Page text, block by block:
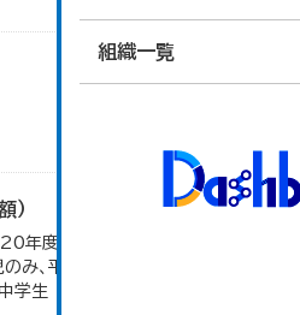
組織一覧
）
年度から変更 乳幼児・小中高
み、平成20年度から令和元年
学生